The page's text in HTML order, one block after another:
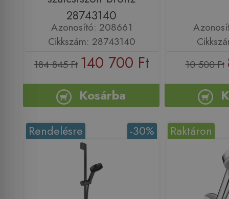
28743140
Azonosító: 208661
Cikkszám: 28743140
184 845 Ft 140 700 Ft
Kosárba
10 500 Ft
-30%
Rendelésre Raktáron